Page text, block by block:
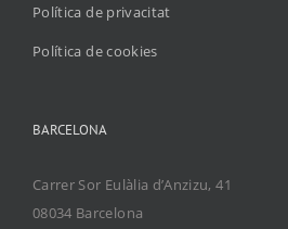
Política de privacitat
Política de cookies
BARCELONA
Carrer Sor Eulàlia d’Anzizu, 41
08034 Barcelona